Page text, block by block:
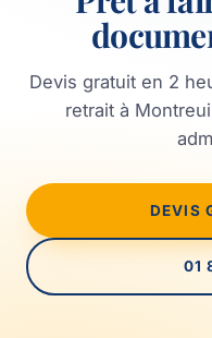
Devis gratuit en 2
retrait à
DEVIS
01